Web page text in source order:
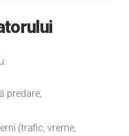
predare;
(trafic, vreme,